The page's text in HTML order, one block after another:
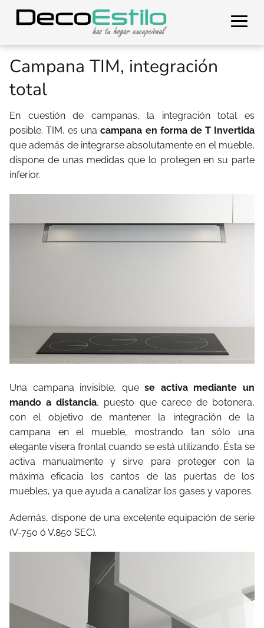
Campana TIM, integración
total
En cuestión de campanas, la integración total es
posible. TIM, es una campana en forma de T Invertida
que además de integrarse absolutamente en el mueble,
dispone de unas medidas que lo protegen en su parte
inferior.
Una campana invisible, quese activa mediante un
mando a distancia, puesto que carece de botonera,
con el objetivo de mantener la integración de la
campana en el mueble, mostrando tan sólo una
elegante visera frontal cuando se está utilizando. Ésta se
activa manualmente y sirve para proteger con la
máxima eficacia los cantos de las puertas de los
muebles, ya que ayuda a canalizar los gases y vapores.
Además, dispone de una excelente equipación de serie
(V-750 ó V.850 SEC).